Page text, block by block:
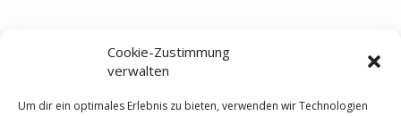
Cookie-Zustimmung
verwalten
Um dir ein optimales Erlebnis zu bieten, verwenden wir Technologien
Lammertalerhof Abtenau